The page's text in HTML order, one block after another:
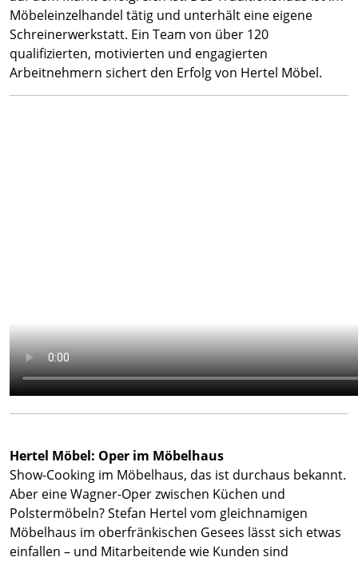
Möbeleinzelhandel tätig und unterhält eine eigene
Schreinerwerkstatt. Ein Team von über 120
qualifizierten, motivierten und engagierten
Arbeitnehmern sichert den Erfolg von Hertel Möbel.
Hertel Möbel: Oper im Möbelhaus
Show-Cooking im Möbelhaus, das ist durchaus bekannt.
Aber eine Wagner-Oper zwischen Küchen und
Polstermöbeln? Stefan Hertel vom gleichnamigen
Möbelhaus im oberfränkischen Gesees lässt sich etwas
einfallen – und Mitarbeitende wie Kunden sind